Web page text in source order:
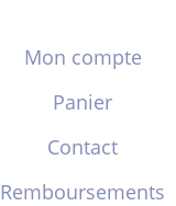
Mon compte
Panier
Contact
Remboursements